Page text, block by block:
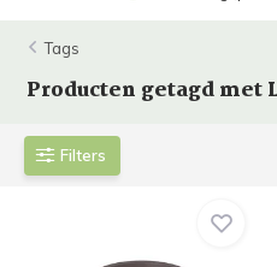
Tags
Producten getagd met
Filters